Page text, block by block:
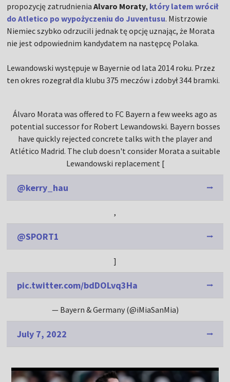
propozycję zatrudnieniaAlvaro Moraty, który latem wrócił
do Atletico po wypożyczeniu do Juventusu. Mistrzowie
Niemiec szybko odrzucili jednak tę opcję uznając, że Morata
nie jest odpowiednim kandydatem na następcę Polaka.
Lewandowski występuje w Bayernie od lata 2014 roku. Przez
ten okres rozegrał dla klubu 375 meczów i zdobył 344 bramki.
Álvaro Morata was offered to FC Bayern a few weeks ago as
potential successor for Robert Lewandowski. Bayern bosses
have quickly rejected concrete talks with the player and
Atlético Madrid. The club doesn't consider Morata a suitable
Lewandowski replacement [
@kerry_hau
,
@SPORT1
]
pic.twitter.com/bdDOLvq3Ha
— Bayern & Germany (@iMiaSanMia)
July 7, 2022